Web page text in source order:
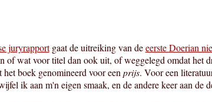
juryrapportgaat de uitreiking van deeerste Doerian
of wat voor titel dan ook uit, of weggelegd omdat het
boek genomineerd voor een prijs. Voor een
ik aan m'n eigen smaak, en de andere keer aan de